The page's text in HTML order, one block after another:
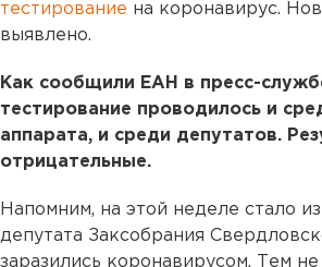
тестирование на коронавирус.
выявлено.
Как сообщили ЕАН в пресс-
тестирование проводилось и
аппарата, и среди депутатов.
отрицательные.
Напомним, на этой неделе стало
депутата Заксобрания
заразились коронавирусом. Тем